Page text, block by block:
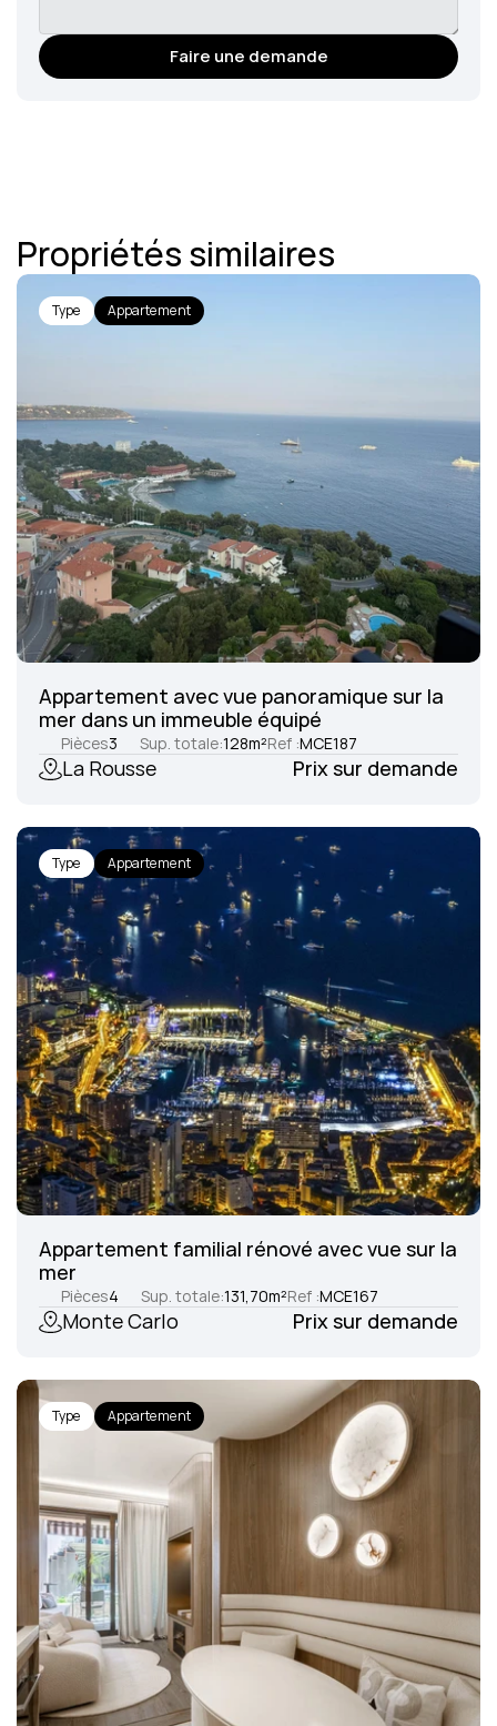
Faire une demande
Propriétés similaires
Type Appartement
Appartement avec vue panoramique sur la
mer dans un immeuble équipé
Pièces3 Sup. totale:128m²Ref :MCE187
La Rousse Prix sur demande
Type Appartement
Appartement familial rénové avec vue sur la
mer
Pièces4 Sup. totale:131,70m²Ref :MCE167
Monte Carlo Prix sur demande
Type Appartement